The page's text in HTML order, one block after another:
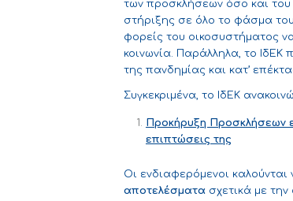
των προσκλήσεων όσο και του
στήριξης σε όλο το φάσμα
φορείς του οικοσυστήματος
κοινωνία. Παράλληλα, το
της πανδημίας και κατ’
Συγκεκριμένα, το ΙδΕΚ
Προκήρυξη Προσκλήσεων
επιπτώσεις της
Οι ενδιαφερόμενοι
αποτελέσματα σχετικά με